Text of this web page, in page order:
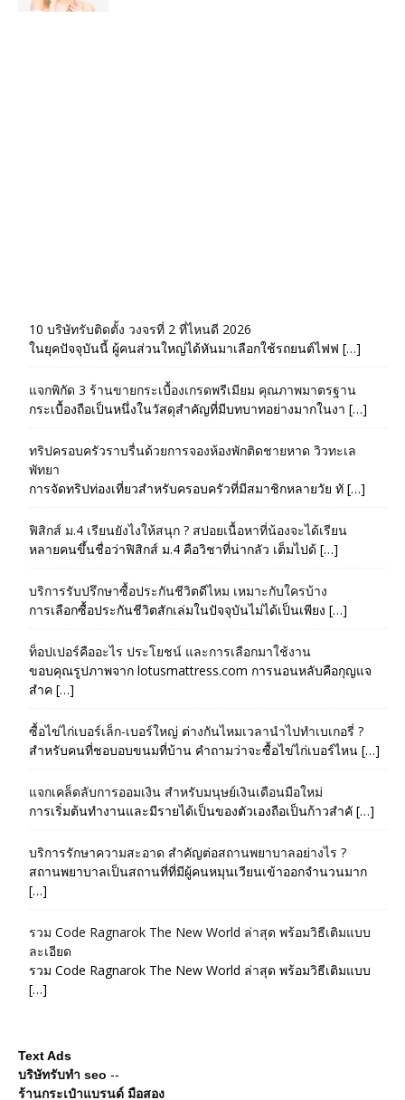
10 บริษัทรับติดตั้ง วงจรที่ 2 ที่ไหนดี 2026
ในยุคปัจจุบันนี้ ผู้คนส่วนใหญ่ได้หันมาเลือกใช้รถยนต์ไฟฟ […]
แจกพิกัด 3 ร้านขายกระเบื้องเกรดพรีเมียม คุณภาพมาตรฐาน
กระเบื้องถือเป็นหนึ่งในวัสดุสำคัญที่มีบทบาทอย่างมากในงา […]
ทริปครอบครัวราบรื่นด้วยการจองห้องพักติดชายหาด วิวทะเล
พัทยา
การจัดทริปท่องเที่ยวสำหรับครอบครัวที่มีสมาชิกหลายวัย ทั […]
ฟิสิกส์ ม.4 เรียนยังไงให้สนุก ? สปอยเนื้อหาที่น้องจะได้เรียน
หลายคนขึ้นชื่อว่าฟิสิกส์ ม.4 คือวิชาที่น่ากลัว เต็มไปด้ […]
บริการรับปรึกษาซื้อประกันชีวิตดีไหม เหมาะกับใครบ้าง
การเลือกซื้อประกันชีวิตสักเล่มในปัจจุบันไม่ได้เป็นเพียง […]
ท็อปเปอร์คืออะไร ประโยชน์ และการเลือกมาใช้งาน
ขอบคุณรูปภาพจาก lotusmattress.com การนอนหลับคือกุญแจ
สำค […]
ซื้อไข่ไก่เบอร์เล็ก-เบอร์ใหญ่ ต่างกันไหมเวลานำไปทำเบเกอรี่ ?
สำหรับคนที่ชอบอบขนมที่บ้าน คำถามว่าจะซื้อไข่ไก่เบอร์ไหน […]
แจกเคล็ดลับการออมเงิน สำหรับมนุษย์เงินเดือนมือใหม่
การเริ่มต้นทำงานและมีรายได้เป็นของตัวเองถือเป็นก้าวสำคั […]
บริการรักษาความสะอาด สำคัญต่อสถานพยาบาลอย่างไร ?
สถานพยาบาลเป็นสถานที่ที่มีผู้คนหมุนเวียนเข้าออกจำนวนมาก
[…]
รวม Code Ragnarok The New World ล่าสุด พร้อมวิธีเติมแบบ
ละเอียด
รวม Code Ragnarok The New World ล่าสุด พร้อมวิธีเติมแบบ
[…]
Text Ads
บริษัทรับทำ seo --
ร้านกระเป๋าแบรนด์ มือสอง